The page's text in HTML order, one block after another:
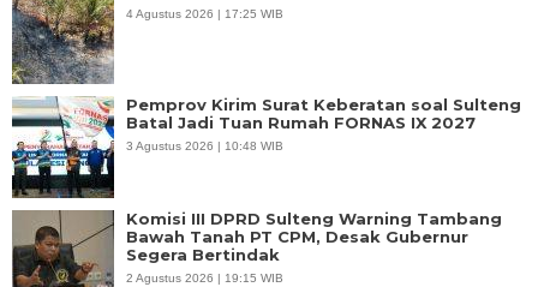
4 Agustus 2026 | 17:25 WIB
Pemprov Kirim Surat Keberatan soal Sulteng
Batal Jadi Tuan Rumah FORNAS IX 2027
3 Agustus 2026 | 10:48 WIB
Komisi III DPRD Sulteng Warning Tambang
Bawah Tanah PT CPM, Desak Gubernur
Segera Bertindak
2 Agustus 2026 | 19:15 WIB